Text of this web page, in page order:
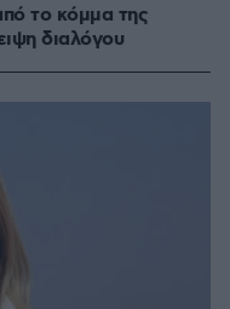
το κόμμα της
διαλόγου